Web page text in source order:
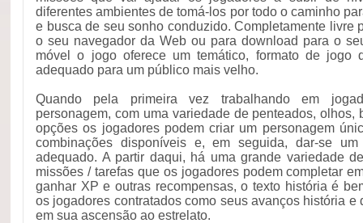
diferentes ambientes de tomá-los por todo o caminho
e busca de seu sonho conduzido. Completamente livre
o seu navegador da Web ou para download para o
móvel o jogo oferece um temático, formato de jogo
adequado para um público mais velho.
Quando pela primeira vez trabalhando em
personagem, com uma variedade de penteados, olhos,
opções os jogadores podem criar um personagem
combinações disponíveis e, em seguida, dar-se
adequado. A partir daqui, há uma grande variedade
missões / tarefas que os jogadores podem completar
ganhar XP e outras recompensas, o texto história é
os jogadores contratados como seus avanços história e
em sua ascensão ao estrelato.